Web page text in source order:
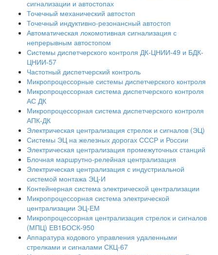
сигнализации и автостопах
Точечный механический автостоп
Точечный индуктивно-резонансный автостоп
Автоматическая локомотивная сигнализация с
непрерывным автостопом
Системы диспетчерского контроля ДК-ЦНИИ-49 и БДК-
ЦНИИ-57
Частотный диспетчерский контроль
Микропроцессорные системы диспетчерского контроля
Микропроцессорная система диспетчерского контроля
АС ДК
Микропроцессорная система диспетчерского контроля
АПК-ДК
Электрическая централизация стрелок и сигналов (ЭЦ)
Системы ЭЦ на железных дорогах СССР и России
Электрическая централизация промежуточных станций
Блочная маршрутно-релейная централизация
Электрическая централизация с индустриальной
системой монтажа ЭЦ-И
Контейнерная система электрической централизации
Микропроцессорная система электрической
централизации ЭЦ-ЕМ
Микропроцессорная централизация стрелок и сигналов
(МПЦ) ЕВ1БОСК-950
Аппаратура кодового управления удаленными
стрелками и сигналами СКЦ-67